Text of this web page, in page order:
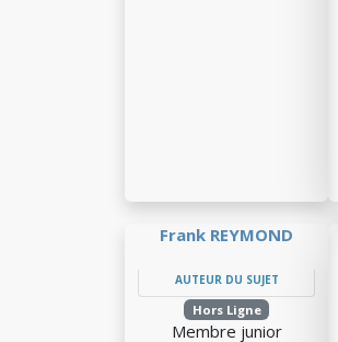
Frank REYMOND
AUTEUR DU SUJET
Hors Ligne
Membre junior